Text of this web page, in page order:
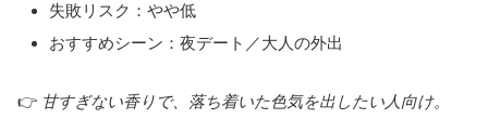
失敗リスク：やや低
おすすめシーン：夜デート／大人の外出
👉 甘すぎない香りで、落ち着いた色気を出したい人向け。